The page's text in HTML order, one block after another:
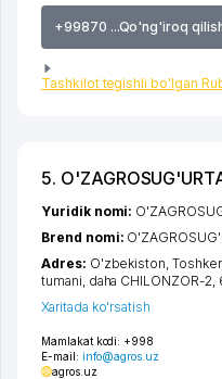
+99870 ...Qo'ng'iroq
Tashkilot tegishli bo'lgan
5.
Mamlakat kodi: +998
E-mail: info@agros.uz
agros.uz
Yuridik nomi:
Brend nomi:
Adres: O'zbekiston,
tumani daha CHILONZOR-2
Xaritada ko'rsatish